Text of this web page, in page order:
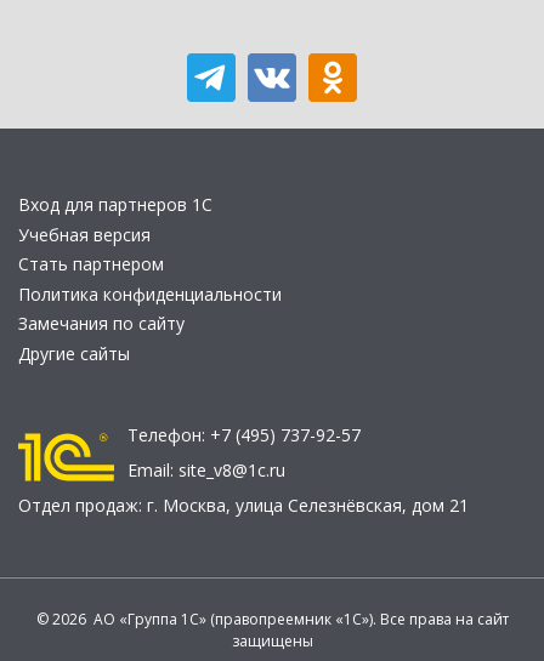
Вход для партнеров 1С
Учебная версия
Стать партнером
Политика конфиденциальности
Замечания по сайту
Другие сайты
Телефон: +7 (495) 737-92-57
Email: site_v8@1c.ru
Отдел продаж: г. Москва, улица Селезнёвская, дом 21
© 2026 АО «Группа 1С» (правопреемник «1С»). Все права на сайт
защищены